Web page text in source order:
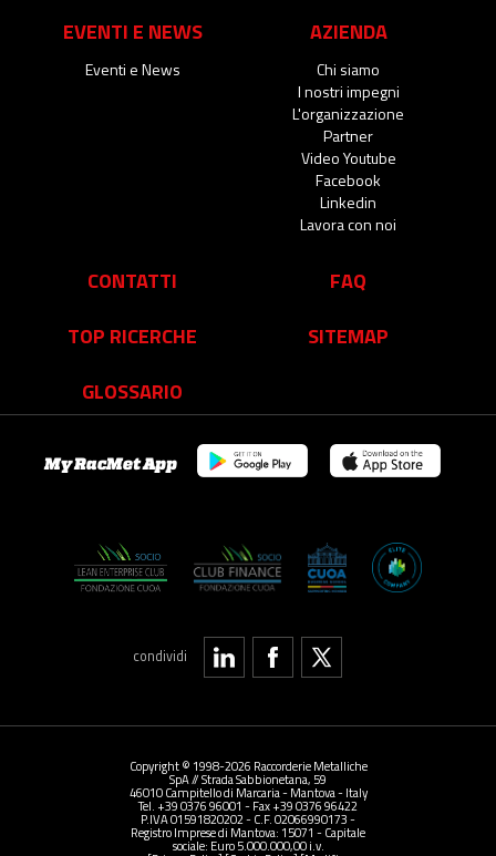
EVENTI E NEWS
Eventi e News
AZIENDA
Chi siamo
I nostri impegni
L'organizzazione
Partner
Video Youtube
Facebook
Linkedin
Lavora con noi
CONTATTI
FAQ
TOP RICERCHE
SITEMAP
GLOSSARIO
condividi
My RacMet App
Copyright © 1998-2026 Raccorderie Metalliche
SpA // Strada Sabbionetana, 59
46010 Campitello di Marcaria - Mantova - Italy
Tel. +39 0376 96001 - Fax +39 0376 96422
P.IVA 01591820202 - C.F. 02066990173 -
Registro Imprese di Mantova: 15071 - Capitale
sociale: Euro 5.000.000,00 i.v.